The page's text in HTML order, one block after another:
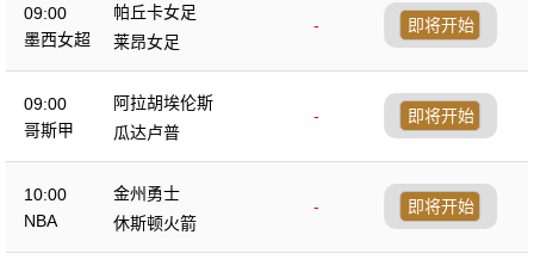
09:00
墨西女超
帕丘卡女足
-
莱昂女足
即将开始
09:00
哥斯甲
阿拉胡埃伦斯
-
瓜达卢普
即将开始
10:00
NBA
金州勇士
-
休斯顿火箭
即将开始